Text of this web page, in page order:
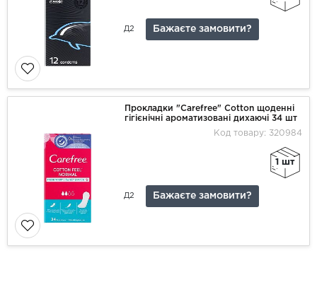
Д2 Бажаєте замовити?
Прокладки "Carefree" Cotton щоденні
гігієнічні ароматизовані дихаючі 34 шт
Код товару: 320984
1 шт
Д2 Бажаєте замовити?